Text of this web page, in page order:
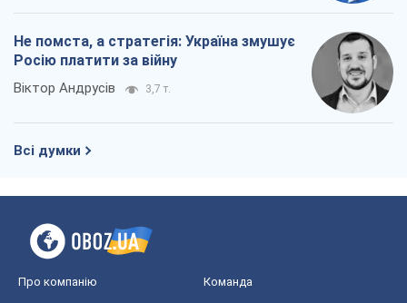
Не помста, а стратегія: Україна змушує
Росію платити за війну
Віктор Андрусів 3,7 т.
Всі думки
Про компанію Команда